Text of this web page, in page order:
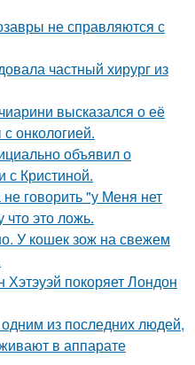
не справляются с
частный хирург из
высказался о её
онкологией.
объявил о
с Кристиной.
говорить "у Меня нет
это ложь.
У кошек зож на свежем
покоряет Лондон
из последних людей,
в аппарате